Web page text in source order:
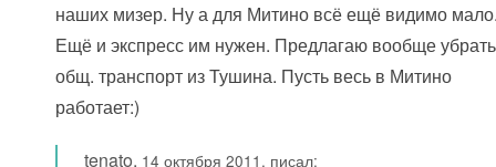
наших мизер. Ну а для Митино всё ещё видимо
Ещё и экспресс им нужен. Предлагаю вообще убрать
общ. транспорт из Тушина. Пусть весь в Митино
работает:)
tenato, 14 октября 2011, писал: